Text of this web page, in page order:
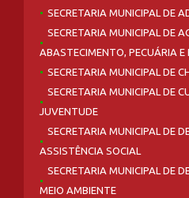
SECRETARIA MUNICIPAL DE
SECRETARIA MUNICIPAL DE
ABASTECIMENTO, PECUÁRIA E
SECRETARIA MUNICIPAL DE
SECRETARIA MUNICIPAL DE
JUVENTUDE
SECRETARIA MUNICIPAL DE
ASSISTÊNCIA SOCIAL
SECRETARIA MUNICIPAL DE
MEIO AMBIENTE